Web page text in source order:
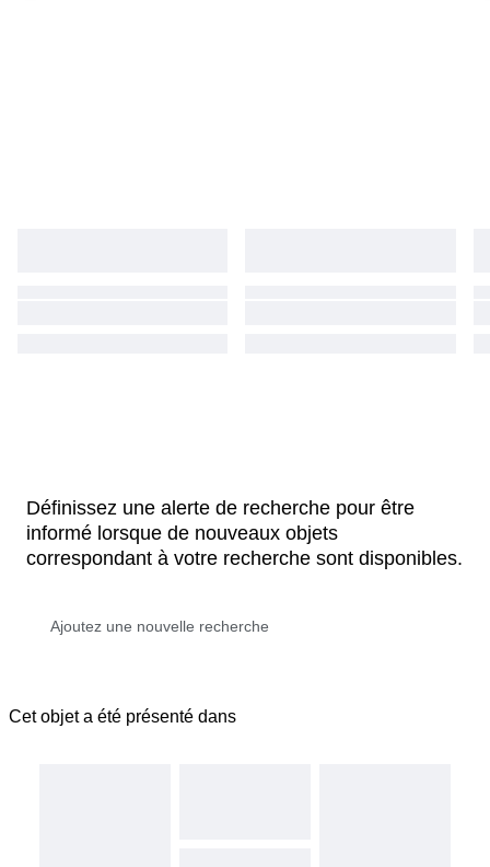
Définissez une alerte de recherche pour être
informé lorsque de nouveaux objets
correspondant à votre recherche sont disponibles.
Cet objet a été présenté dans